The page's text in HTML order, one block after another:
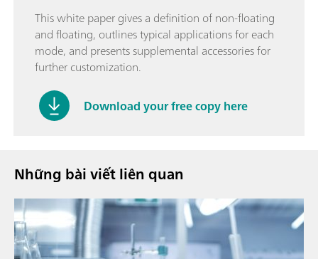
This white paper gives a definition of non-floating
and floating, outlines typical applications for each
mode, and presents supplemental accessories for
further customization.
Download your free copy here
Những bài viết liên quan